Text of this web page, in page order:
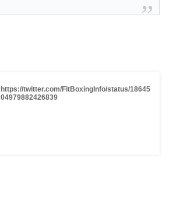
https://twitter.com/FitBoxingInfo/status/18645
04979882426839